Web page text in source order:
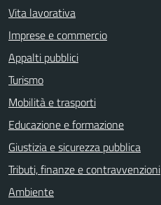
Vita lavorativa
Imprese e commercio
Appalti pubblici
Turismo
Mobilità e trasporti
Educazione e formazione
Giustizia e sicurezza pubblica
Tributi, finanze e contravvenzioni
Ambiente